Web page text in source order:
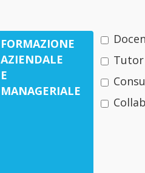
FORMAZIONE
AZIENDALE
E
MANAGERIALE
Tutor